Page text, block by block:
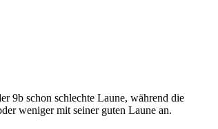
9b schon schlechte Laune, während die
weniger mit seiner guten Laune an.